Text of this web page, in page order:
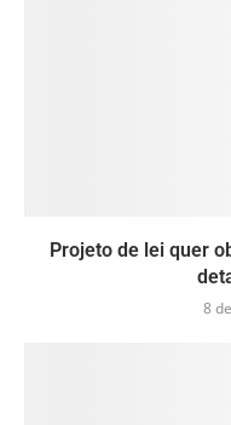
Projeto de lei quer
8